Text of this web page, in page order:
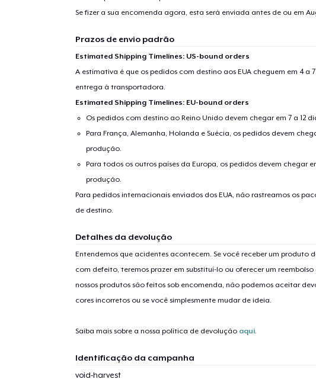
Se fizer a sua encomenda agora, esta será enviada antes de ou em
Prazos de envio padrão
Estimated Shipping Timelines: US-bound orders
A estimativa é que os pedidos com destino aos EUA cheguem em 4 a
entrega à transportadora.
Estimated Shipping Timelines: EU-bound orders
Os pedidos com destino ao Reino Unido devem chegar em 7 a 12
Para França, Alemanha, Holanda e Suécia, os pedidos devem
produção.
Para todos os outros países da Europa, os pedidos devem chegar
produção.
Para pedidos internacionais enviados dos EUA, não rastreamos os
de destino.
Detalhes da devolução
Entendemos que acidentes acontecem. Se você receber um produto
com defeito, teremos prazer em substituí-lo ou oferecer um
nossos produtos são feitos sob encomenda, não podemos aceitar
cores incorretos ou se você simplesmente mudar de ideia.
Saiba mais sobre a nossa política de devolução aqui.
Identificação da campanha
void-harvest
1artigo